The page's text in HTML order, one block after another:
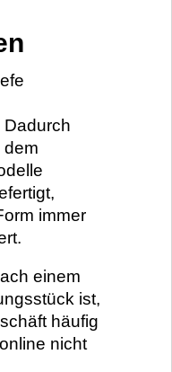
Dadurch
dem
immer
einem
ist,
häufig
nicht